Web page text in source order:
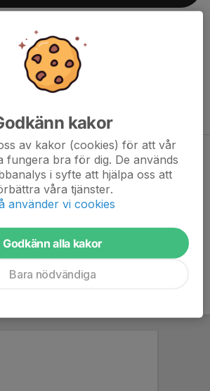
Arena
kakor
av kakor (cookies) för att vår
fungera bra för dig. De används
i syfte att hjälpa oss att
våra tjänster.
använder vi cookies
Godkänn alla kakor
Bara nödvändiga